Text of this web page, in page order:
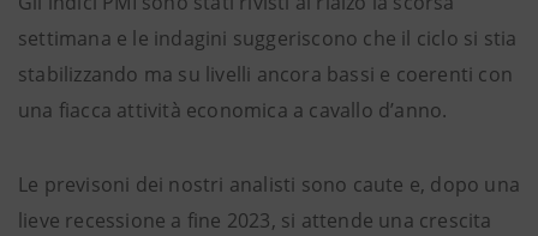
settimana e le indagini suggeriscono che il ciclo si stia
stabilizzando ma su livelli ancora bassi e coerenti con
una fiacca attività economica a cavallo d’anno.
Le previsoni dei nostri analisti sono caute e, dopo una
lieve recessione a fine 2023, si attende una crescita